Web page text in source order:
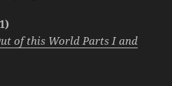
of this World Parts I and